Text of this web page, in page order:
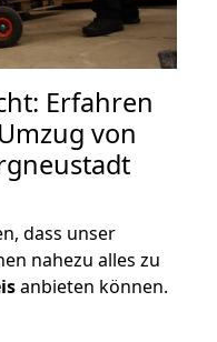
Erfahren
von
dass unser
nahezu alles zu
anbieten können.